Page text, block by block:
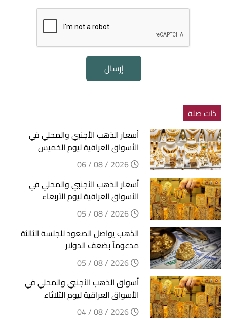
إرسال
ذات صلة
أسعار الذهب الأجنبي والمحلي في
الأسواق العراقية ليوم الخميس
أسعار الذهب الأجنبي والمحلي في
الأسواق العراقية ليوم الأربعاء
الذهب يواصل الصعود للجلسة الثالثة
مدعوماً بضعف الدولار
أسواق الذهب الأجنبي والمحلي في
الأسواق العراقية ليوم الثلاثاء